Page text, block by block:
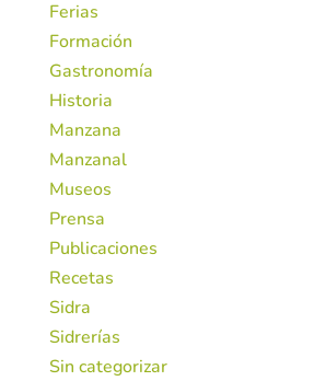
Ferias
Formación
Gastronomía
Historia
Manzana
Manzanal
Museos
Prensa
Publicaciones
Recetas
Sidra
Sidrerías
Sin categorizar